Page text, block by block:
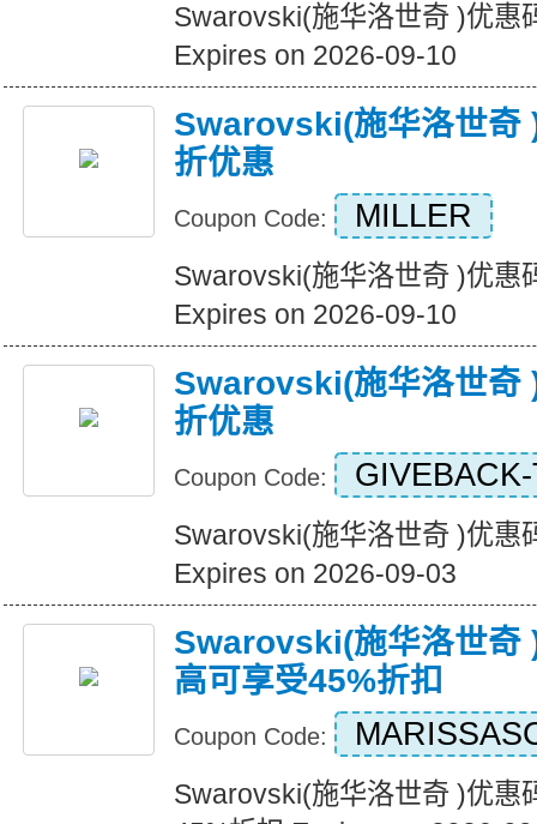
Swarovski(施华洛世奇 )优惠
Expires on 2026-09-10
Swarovski(施华洛世奇
折优惠
Coupon Code: MILLER
Swarovski(施华洛世奇 )优惠
Expires on 2026-09-10
Swarovski(施华洛世奇
折优惠
Coupon Code:
Swarovski(施华洛世奇 )优惠
Expires on 2026-09-03
Swarovski(施华洛世奇
高可享受45%折扣
Coupon Code:
Swarovski(施华洛世奇 )优惠